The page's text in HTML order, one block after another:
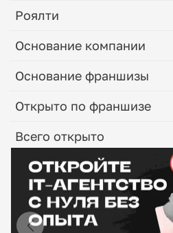
Роялти
Основание компании
Основание франшизы
Открыто по франшизе
Всего открыто